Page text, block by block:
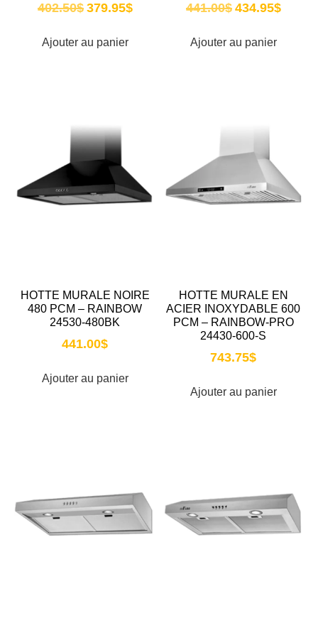
402.50$ 379.95$
Ajouter au panier
441.00$ 434.95$
Ajouter au panier
HOTTE MURALE NOIRE
480 PCM – RAINBOW
24530-480BK
441.00$
Ajouter au panier
HOTTE MURALE EN
ACIER INOXYDABLE 600
PCM – RAINBOW-PRO
24430-600-S
743.75$
Ajouter au panier